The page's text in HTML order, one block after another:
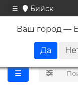
Бийск
Ваш город —